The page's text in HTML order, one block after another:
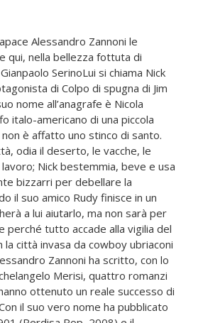
Alessandro Zannoni le
qui, nella bellezza fottuta di
SerinoLui si chiama Nick
di Colpo di spugna di Jim
nome all’anagrafe è Nicola
italo-americano di una piccola
è affatto uno stinco di santo.
odia il deserto, le vacche, le
Nick bestemmia, beve e usa
bizzarri per debellare la
il suo amico Rudy finisce in un
a lui aiutarlo, ma non sarà per
perché tutto accade alla vigilia del
la città invasa da cowboy ubriaconi
Zannoni ha scritto, con lo
Merisi, quattro romanzi
ottenuto un reale successo di
il suo vero nome ha pubblicato